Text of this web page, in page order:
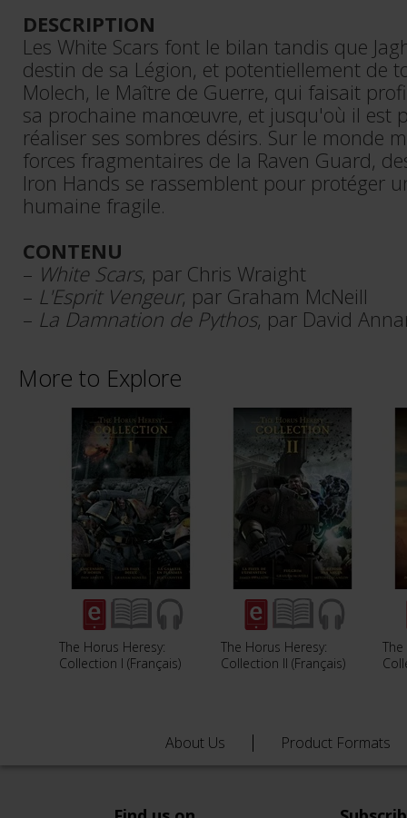
DESCRIPTION
Les White Scars font le bilan tandis que
destin de sa Légion, et potentiellement de
Molech, le Maître de Guerre, qui faisait
sa prochaine manœuvre, et jusqu'où il est
réaliser ses sombres désirs. Sur le monde
forces fragmentaires de la Raven Guard,
Iron Hands se rassemblent pour protéger
humaine fragile.
CONTENU
– White Scars, par Chris Wraight
– L'Esprit Vengeur, par Graham McNeill
– La Damnation de Pythos, par David
More to Explore
The Horus Heresy:
Collection I (Français)
The Horus Heresy:
Collection II (Français)
About Us Product Formats